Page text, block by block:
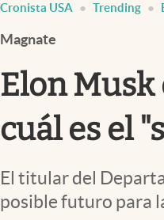
Streaming
PC y mobile
Cronista USA Trending
Magnate
Elon
cuál es el
El titular del
posible futuro para